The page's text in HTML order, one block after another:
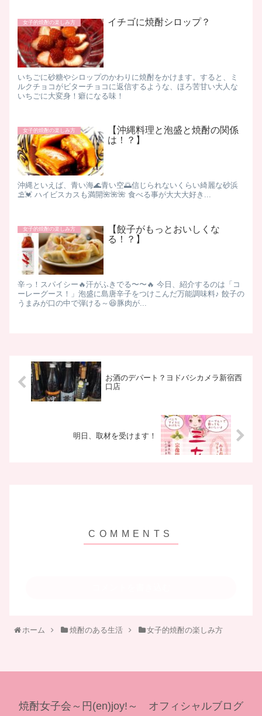
女子的焼酎の楽しみ方 イチゴに焼酎シロップ？
いちごに砂糖やシロップのかわりに焼酎をかけます。すると、ミ
ルクチョコがビターチョコに返信するような、ほろ苦甘い大人な
いちごに大変身！癖になる味！
女子的焼酎の楽しみ方
【沖縄料理と泡盛と焼酎の関係
は！？】
沖縄といえば、青い海🌊青い空🌅信じられないくらい綺麗な砂浜
⛱💓 ハイビスカスも満開🌺🌺🌺 食べる事が大大大好き...
女子的焼酎の楽しみ方
【餃子がもっとおいしくな
る！？】
辛っ！スパイシー🔥汗がふきでる〜〜🔥 今日、紹介するのは「コ
ーレーグース！」泡盛に島唐辛子をつけこんだ万能調味料♪ 餃子の
うまみが口の中で弾ける～😆豚肉が...
お酒のデパート？ヨドバシカメラ新宿西
口店
明日、取材を受けます！
ホーム 焼酎のある生活 女子的焼酎の楽しみ方
焼酎女子会～円(en)joy!～ オフィシャルブログ